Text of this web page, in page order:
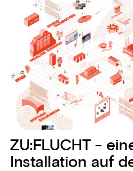
ZU:FLUCHT -
Installation auf